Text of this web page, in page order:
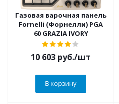
Газовая варочная панель
Fornelli (Форнелли) PGA
60 GRAZIA IVORY
10 603 руб./шт
В корзину